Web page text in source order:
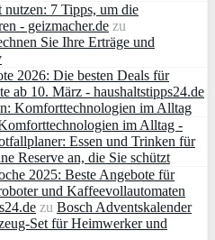
7 Tipps, um die
- geizmacher.de zu
Sie Ihre Erträge und
2026: Die besten Deals für
ab 10. März - haushaltstipps24.de
Komforttechnologien im Alltag
im Alltag -
Essen und Trinken für
Reserve an, die Sie schützt
2025: Beste Angebote für
und Kaffeevollautomaten
zu Bosch Adventskalender
Set für Heimwerker und